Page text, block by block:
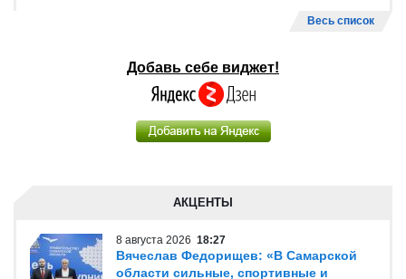
Весь список
Добавь себе виджет!
АКЦЕНТЫ
8 августа 2026 18:27
Вячеслав Федорищев: «В Самарской
области сильные, спортивные и